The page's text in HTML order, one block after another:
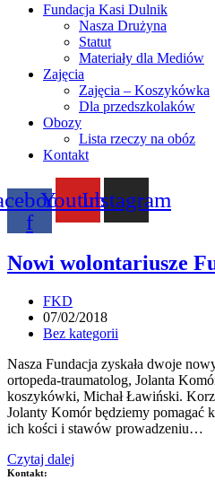
Fundacja Kasi Dulnik
Nasza Drużyna
Statut
Materiały dla Mediów
Zajęcia
Zajęcia – Koszykówka
Dla przedszkolaków
Obozy
Lista rzeczy na obóz
Kontakt
f
YoutubeInstagram
Nowi wolontariusze
Post
author:
FKD
Post
published:
07/02/2018
Post
Bez kategorii
Nasza Fundacja zyskała dwoje
ortopeda-traumatolog, Jolanta
koszykówki, Michał Ławiński.
Jolanty Komór będziemy pomagać
ich kości i stawów prowadzeniu…
Czytaj dalej
Kontakt: